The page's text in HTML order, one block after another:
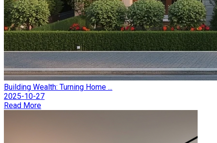
Building Wealth: Turning Home ...
2025-10-27
Read More